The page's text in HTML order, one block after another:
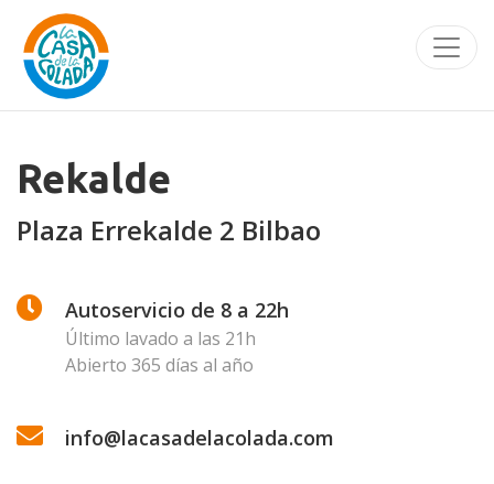
Rekalde
Plaza Errekalde 2 Bilbao
Autoservicio de 8 a 22h
Último lavado a las 21h
Abierto 365 días al año
info@lacasadelacolada.com